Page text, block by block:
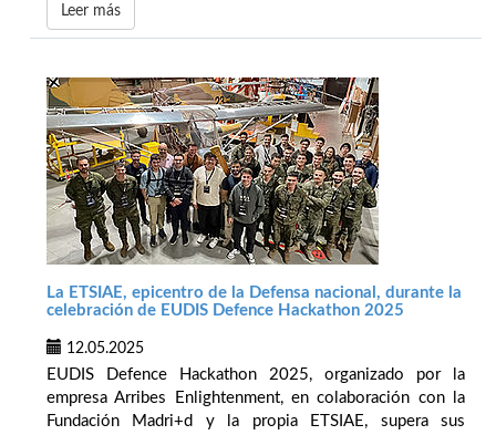
Leer más
La ETSIAE, epicentro de la Defensa nacional, durante la
celebración de EUDIS Defence Hackathon 2025
12.05.2025
EUDIS Defence Hackathon 2025, organizado por la
empresa Arribes Enlightenment, en colaboración con la
Fundación Madri+d y la propia ETSIAE, supera sus